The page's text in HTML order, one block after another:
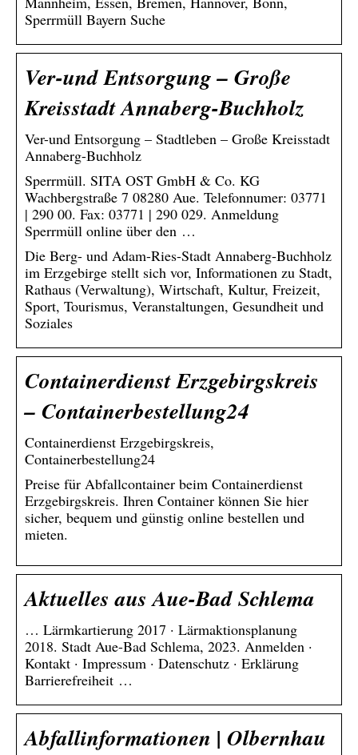
Sperrmüll Bayern Suche
Ver-und Entsorgung – Große
Kreisstadt Annaberg-Buchholz
Ver-und Entsorgung – Stadtleben – Große Kreisstadt
Annaberg-Buchholz
Sperrmüll. SITA OST GmbH & Co. KG
Wachbergstraße 7 08280 Aue. Telefonnumer: 03771
| 290 00. Fax: 03771 | 290 029. Anmeldung
Sperrmüll online über den …
Die Berg- und Adam-Ries-Stadt Annaberg-Buchholz
im Erzgebirge stellt sich vor, Informationen zu Stadt,
Rathaus (Verwaltung), Wirtschaft, Kultur, Freizeit,
Sport, Tourismus, Veranstaltungen, Gesundheit und
Soziales
Containerdienst Erzgebirgskreis
– Containerbestellung24
Containerdienst Erzgebirgskreis,
Containerbestellung24
Preise für Abfallcontainer beim Containerdienst
Erzgebirgskreis. Ihren Container können Sie hier
sicher, bequem und günstig online bestellen und
mieten.
Aktuelles aus Aue-Bad Schlema
… Lärmkartierung 2017 · Lärmaktionsplanung
2018. Stadt Aue-Bad Schlema, 2023. Anmelden ·
Kontakt · Impressum · Datenschutz · Erklärung
Barrierefreiheit …
Abfallinformationen | Olbernhau